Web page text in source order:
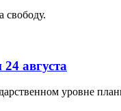
свободу.
августа
уровне